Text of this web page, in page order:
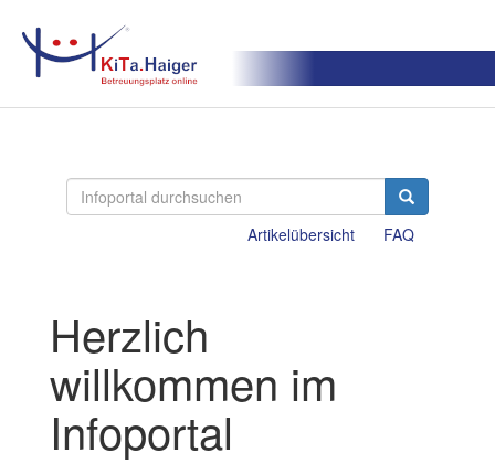
FAQ
Artikelübersicht
Herzlich
willkommen im
Infoportal